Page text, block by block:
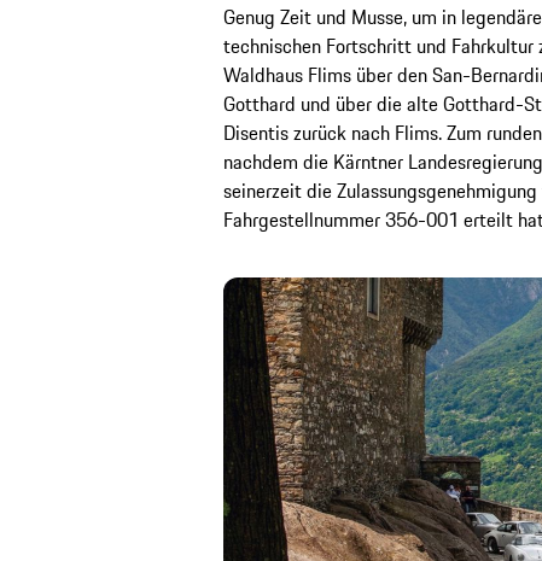
Genug Zeit und Musse, um in
technischen Fortschritt und Fahrkultur
Waldhaus Flims über den San-
Gotthard und über die alte Gotthard-
Disentis zurück nach Flims. Zum
nachdem die Kärntner
seinerzeit die
Fahrgestellnummer 356-001 erteilt